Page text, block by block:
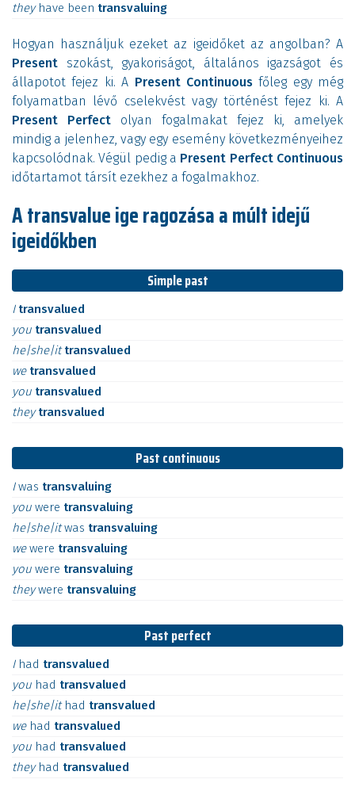
they have been transvaluing
Hogyan használjuk ezeket az igeidőket az angolban? A
Present szokást, gyakoriságot, általános igazságot és
állapotot fejez ki. A Present Continuousfőleg egy még
folyamatban lévő cselekvést vagy történést fejez ki. A
Present Perfect olyan fogalmakat fejez ki, amelyek
mindig a jelenhez, vagy egy esemény következményeihez
kapcsolódnak. Végül pedig a Present Perfect Continuous
időtartamot társít ezekhez a fogalmakhoz.
A transvalue ige ragozása a múlt idejű
igeidőkben
Simple past
I transvalued
you transvalued
he|she|ittransvalued
we transvalued
you transvalued
theytransvalued
Past continuous
Iwas transvaluing
you were transvaluing
he|she|itwas transvaluing
wewere transvaluing
you were transvaluing
theywere transvaluing
Past perfect
I had transvalued
you had transvalued
he|she|it had transvalued
we had transvalued
you had transvalued
they had transvalued